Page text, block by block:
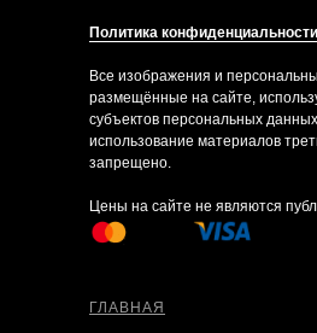
ГЛАВНАЯ
Политика конфиденциальности
Все изображения и
размещённые на сайте,
субъектов персональных
использование материалов
запрещено.
Цены на сайте не являются